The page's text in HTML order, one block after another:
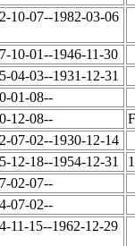
10-07--1982-03-06
10-01--1946-11-30
04-03--1931-12-31
01-08--
12-08--
07-02--1930-12-14
12-18--1954-12-31
02-07--
07-02--
11-15--1962-12-29